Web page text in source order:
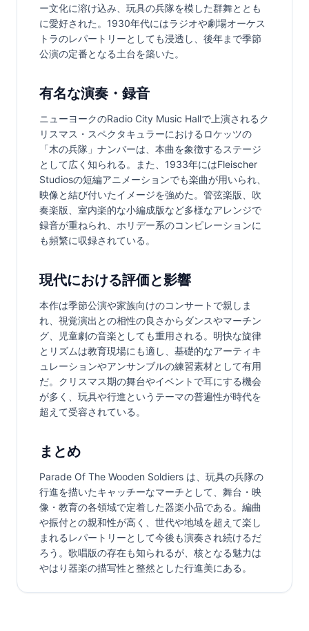
ー文化に溶け込み、玩具の兵隊を模した群舞ととも
に愛好された。1930年代にはラジオや劇場オーケス
トラのレパートリーとしても浸透し、後年まで季節
公演の定番となる土台を築いた。
有名な演奏・録音
ニューヨークのRadio City Music Hallで上演されるク
リスマス・スペクタキュラーにおけるロケッツの
「木の兵隊」ナンバーは、本曲を象徴するステージ
として広く知られる。また、1933年にはFleischer
Studiosの短編アニメーションでも楽曲が用いられ、
映像と結び付いたイメージを強めた。管弦楽版、吹
奏楽版、室内楽的な小編成版など多様なアレンジで
録音が重ねられ、ホリデー系のコンピレーションに
も頻繁に収録されている。
現代における評価と影響
本作は季節公演や家族向けのコンサートで親しま
れ、視覚演出との相性の良さからダンスやマーチン
グ、児童劇の音楽としても重用される。明快な旋律
とリズムは教育現場にも適し、基礎的なアーティキ
ュレーションやアンサンブルの練習素材として有用
だ。クリスマス期の舞台やイベントで耳にする機会
が多く、玩具や行進というテーマの普遍性が時代を
超えて受容されている。
まとめ
Parade Of The Wooden Soldiers は、玩具の兵隊の
行進を描いたキャッチーなマーチとして、舞台・映
像・教育の各領域で定着した器楽小品である。編曲
や振付との親和性が高く、世代や地域を超えて楽し
まれるレパートリーとして今後も演奏され続けるだ
ろう。歌唱版の存在も知られるが、核となる魅力は
やはり器楽の描写性と整然とした行進美にある。